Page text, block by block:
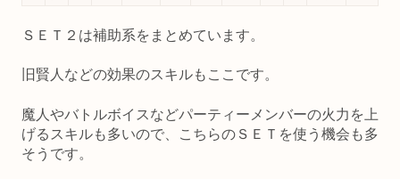
ＳＥＴ２は補助系をまとめています。
旧賢人などの効果のスキルもここです。
魔人やバトルボイスなどパーティーメンバーの火力を上
げるスキルも多いので、こちらのＳＥＴを使う機会も多
そうです。